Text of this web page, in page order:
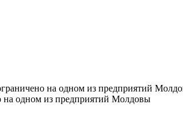
на одном из предприятий